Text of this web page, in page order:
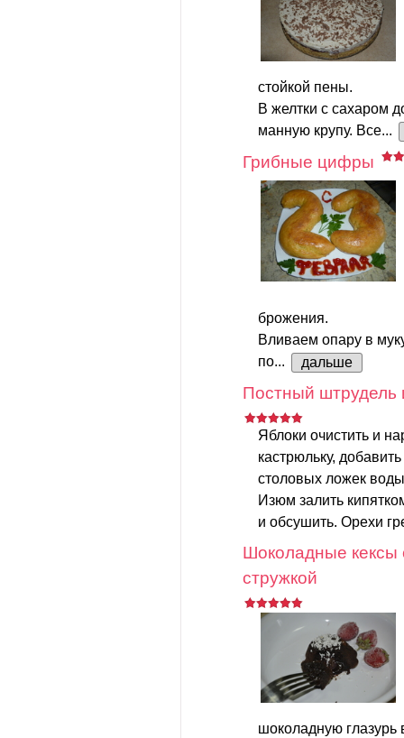
стойкой пены.
В желтки с сахаром
манную крупу. Все...
Грибные цифры
брожения.
Вливаем опару в
по...
дальше
Постный штрудель
Яблоки очистить и
кастрюльку,
столовых ложек
Изюм залить
и обсушить. Орехи
Шоколадные кексы
стружкой
шоколадную глазурь